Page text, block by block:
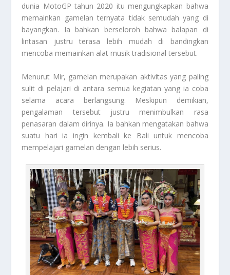
dunia MotoGP tahun 2020 itu mengungkapkan bahwa
memainkan gamelan ternyata tidak semudah yang di
bayangkan. Ia bahkan berseloroh bahwa balapan di
lintasan justru terasa lebih mudah di bandingkan
mencoba memainkan alat musik tradisional tersebut.
Menurut Mir, gamelan merupakan aktivitas yang paling
sulit di pelajari di antara semua kegiatan yang ia coba
selama acara berlangsung. Meskipun demikian,
pengalaman tersebut justru menimbulkan rasa
penasaran dalam dirinya. Ia bahkan mengatakan bahwa
suatu hari ia ingin kembali ke Bali untuk mencoba
mempelajari gamelan dengan lebih serius.